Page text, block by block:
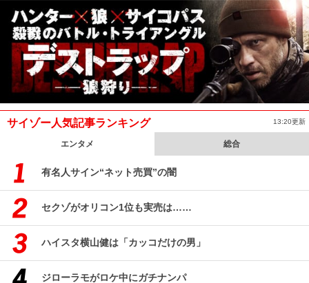
サイゾー人気記事ランキング 13:20更新
エンタメ 総合
有名人サイン“ネット売買”の闇
セクゾがオリコン1位も実売は……
ハイスタ横山健は「カッコだけの男」
ジローラモがロケ中にガチナンパ